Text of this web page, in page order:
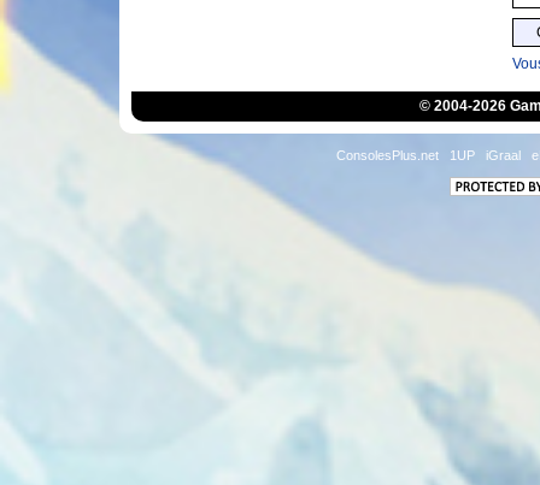
© 2004-2026
ConsolesPlus.net 1UP iGraal